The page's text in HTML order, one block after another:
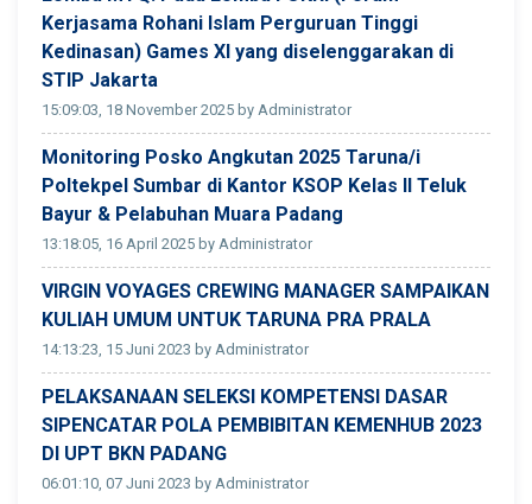
Kerjasama Rohani Islam Perguruan Tinggi
Kedinasan) Games XI yang diselenggarakan di
STIP Jakarta
15:09:03, 18 November 2025 by Administrator
Monitoring Posko Angkutan 2025 Taruna/i
Poltekpel Sumbar di Kantor KSOP Kelas II Teluk
Bayur & Pelabuhan Muara Padang
13:18:05, 16 April 2025 by Administrator
VIRGIN VOYAGES CREWING MANAGER SAMPAIKAN
KULIAH UMUM UNTUK TARUNA PRA PRALA
14:13:23, 15 Juni 2023 by Administrator
PELAKSANAAN SELEKSI KOMPETENSI DASAR
SIPENCATAR POLA PEMBIBITAN KEMENHUB 2023
DI UPT BKN PADANG
06:01:10, 07 Juni 2023 by Administrator